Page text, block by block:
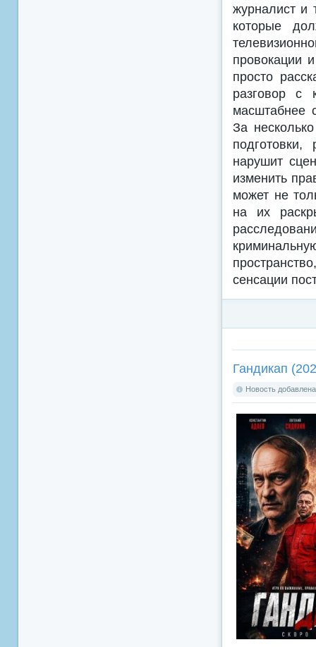
журналист и
которые
провокации
просто
разговор с
масштабнее
За
нарушит
изменить
может не
на их
сенсации
Гандикап
Новость